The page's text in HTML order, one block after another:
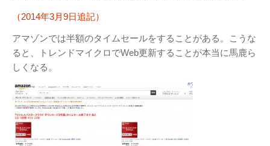
（2014年3月9日追記）
アマゾンでは半額のタイムセールをすることがある。こうな
ると、トレンドマイクロでWeb更新することが本当に馬鹿ら
しくなる。